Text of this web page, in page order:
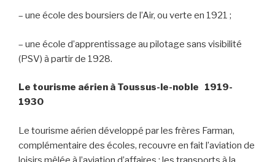
– une école des boursiers de l’Air, ou verte en 1921 ;
– une école d’apprentissage au pilotage sans visibilité
(PSV) à partir de 1928.
Le tourisme aérien à Toussus-le-noble 1919-
1930
Le tourisme aérien développé par les frères Farman,
complémentaire des écoles, recouvre en fait l’aviation de